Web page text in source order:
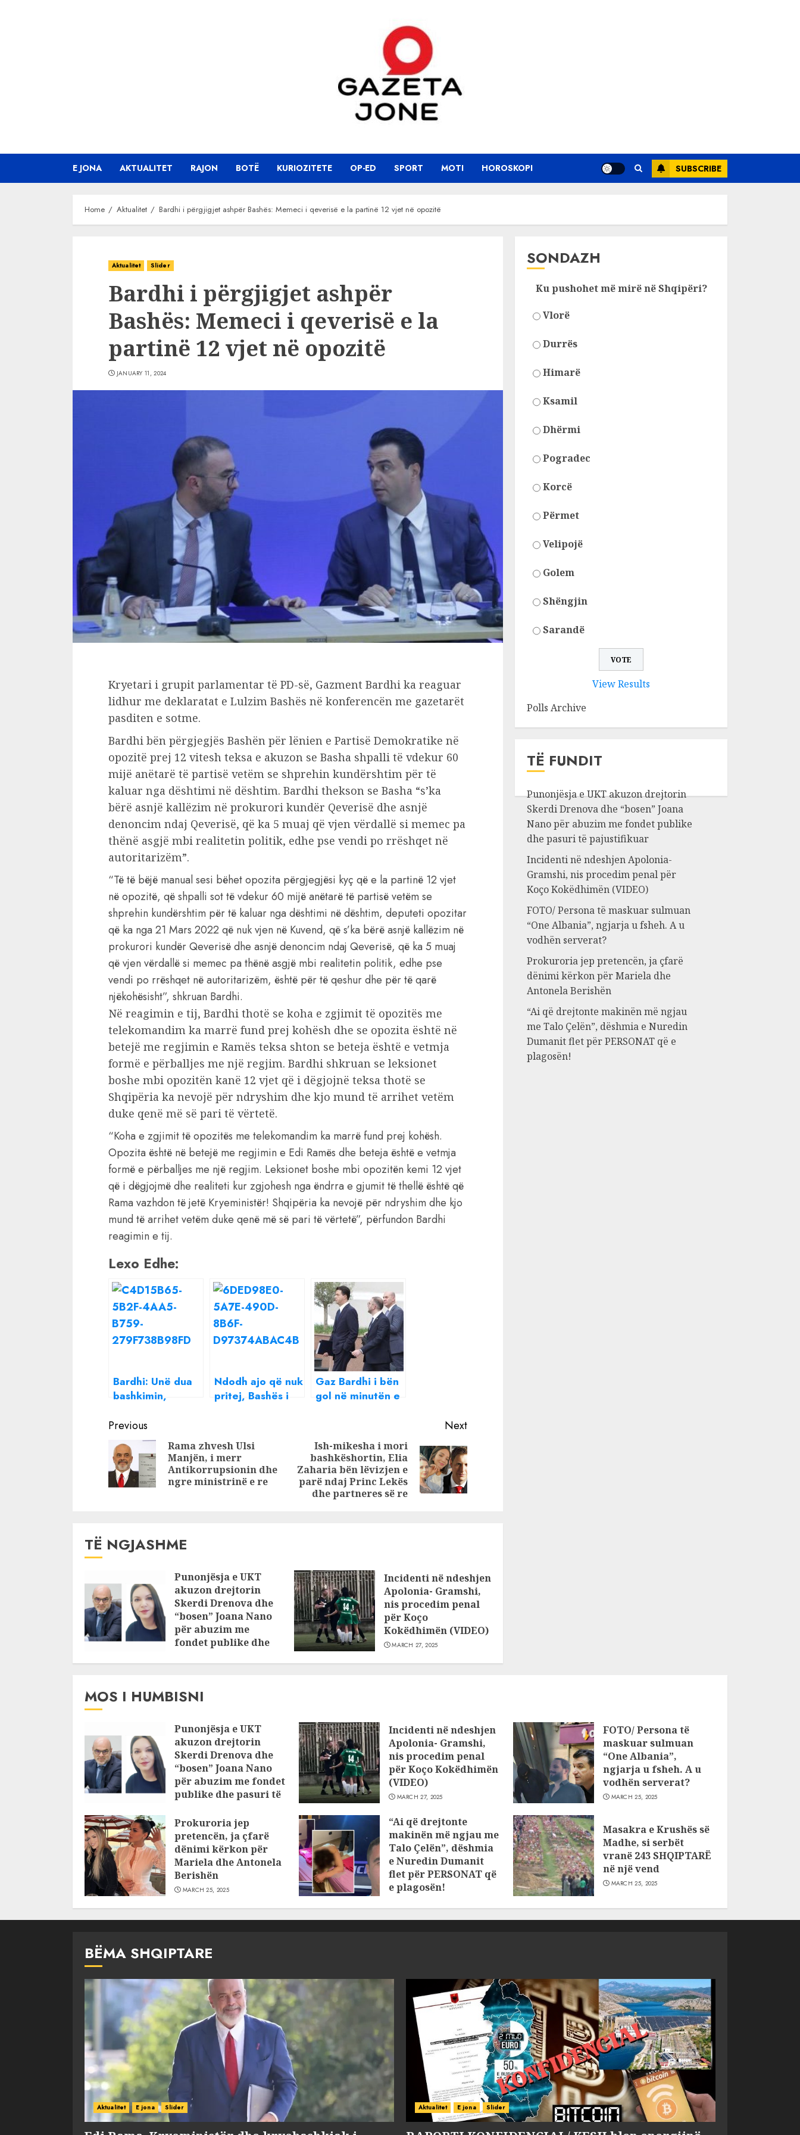
E JONA AKTUALITET RAJON BOTË KURIOZITETE OP-ED SPORT MOTI HOROSKOPI SUBSCRIBE
Home Aktualitet Bardhi i përgjigjet ashpër Bashës: Memeci i qeverisë e la partinë 12 vjet në opozitë
Aktualitet Slider
Bardhi i përgjigjet ashpër
Bashës: Memeci i qeverisë e la
partinë 12 vjet në opozitë
JANUARY 11, 2024
Kryetari i grupit parlamentar të PD-së, Gazment Bardhi ka reaguar
lidhur me deklaratat e Lulzim Bashës në konferencën me gazetarët
pasditen e sotme.
Bardhi bën përgjegjës Bashën për lënien e Partisë Demokratike në
opozitë prej 12 vitesh teksa e akuzon se Basha shpalli të vdekur 60
mijë anëtarë të partisë vetëm se shprehin kundërshtim për të
kaluar nga dështimi në dështim. Bardhi thekson se Basha “s’ka
bërë asnjë kallëzim në prokurori kundër Qeverisë dhe asnjë
denoncim ndaj Qeverisë, që ka 5 muaj që vjen vërdallë si memec pa
thënë asgjë mbi realitetin politik, edhe pse vendi po rrëshqet në
autoritarizëm”.
“Të të bëjë manual sesi bëhet opozita përgjegjësi kyç që e la partinë 12 vjet
në opozitë, që shpalli sot të vdekur 60 mijë anëtarë të partisë vetëm se
shprehin kundërshtim për të kaluar nga dështimi në dështim, deputeti opozitar
që ka nga 21 Mars 2022 që nuk vjen në Kuvend, që s’ka bërë asnjë kallëzim në
prokurori kundër Qeverisë dhe asnjë denoncim ndaj Qeverisë, që ka 5 muaj
që vjen vërdallë si memec pa thënë asgjë mbi realitetin politik, edhe pse
vendi po rrëshqet në autoritarizëm, është për të qeshur dhe për të qarë
njëkohësisht”, shkruan Bardhi.
Në reagimin e tij, Bardhi thotë se koha e zgjimit të opozitës me
telekomandim ka marrë fund prej kohësh dhe se opozita është në
betejë me regjimin e Ramës teksa shton se beteja është e vetmja
formë e përballjes me një regjim. Bardhi shkruan se leksionet
boshe mbi opozitën kanë 12 vjet që i dëgjojnë teksa thotë se
Shqipëria ka nevojë për ndryshim dhe kjo mund të arrihet vetëm
duke qenë më së pari të vërtetë.
“Koha e zgjimit të opozitës me telekomandim ka marrë fund prej kohësh.
Opozita është në betejë me regjimin e Edi Ramës dhe beteja është e vetmja
formë e përballjes me një regjim. Leksionet boshe mbi opozitën kemi 12 vjet
që i dëgjojmë dhe realiteti kur zgjohesh nga ëndrra e gjumit të thellë është që
Rama vazhdon të jetë Kryeministër! Shqipëria ka nevojë për ndryshim dhe kjo
mund të arrihet vetëm duke qenë më së pari të vërtetë”, përfundon Bardhi
reagimin e tij.
Lexo Edhe:
Bardhi: Unë dua
bashkimin,
të jetë përjetë
në opozitë,
karagjozë!
Ndodh ajo që nuk
pritej, Bashës i
Gaz Bardhi i bën
gol në minutën e
rikthehet si
kryetar i PD
Continue
Reading
Previous
Previous
post:
Rama zhvesh Ulsi
Manjën, i merr
Antikorrupsionin dhe
ngre ministrinë e re
Next
Next
post:
Ish-mikesha i mori
bashkëshortin, Elia
Zaharia bën lëvizjen e
parë ndaj Princ Lekës
dhe partneres së re
TË NGJASHME
Punonjësja e UKT
akuzon drejtorin
Skerdi Drenova dhe
“bosen” Joana Nano
për abuzim me
fondet publike dhe
Incidenti në ndeshjen
Apolonia- Gramshi,
nis procedim penal
për Koço
Kokëdhimën (VIDEO)
MARCH 27, 2025
SONDAZH
Ku pushohet më mirë në Shqipëri?
Vlorë
Durrës
Himarë
Ksamil
Dhërmi
Pogradec
Korcë
Përmet
Velipojë
Golem
Shëngjin
Sarandë
View Results
Polls Archive
TË FUNDIT
Punonjësja e UKT akuzon drejtorin
Skerdi Drenova dhe “bosen” Joana
Nano për abuzim me fondet publike
dhe pasuri të pajustifikuar
Incidenti në ndeshjen Apolonia-
Gramshi, nis procedim penal për
Koço Kokëdhimën (VIDEO)
FOTO/ Persona të maskuar sulmuan
“One Albania”, ngjarja u fsheh. A u
vodhën serverat?
Prokuroria jep pretencën, ja çfarë
dënimi kërkon për Mariela dhe
Antonela Berishën
“Ai që drejtonte makinën më ngjau
me Talo Çelën”, dëshmia e Nuredin
Dumanit flet për PERSONAT që e
plagosën!
MOS I HUMBISNI
Punonjësja e UKT
akuzon drejtorin
Skerdi Drenova dhe
“bosen” Joana Nano
për abuzim me fondet
publike dhe pasuri të
JULY 24, 2025
Incidenti në ndeshjen
Apolonia- Gramshi,
nis procedim penal
për Koço Kokëdhimën
(VIDEO)
MARCH 27, 2025
FOTO/ Persona të
maskuar sulmuan
“One Albania”,
ngjarja u fsheh. A u
vodhën serverat?
MARCH 25, 2025
Prokuroria jep
pretencën, ja çfarë
dënimi kërkon për
Mariela dhe Antonela
Berishën
MARCH 25, 2025
“Ai që drejtonte
makinën më ngjau me
Talo Çelën”, dëshmia
e Nuredin Dumanit
flet për PERSONAT që
e plagosën!
Masakra e Krushës së
Madhe, si serbët
vranë 243 SHQIPTARË
në një vend
MARCH 25, 2025
BËMA SHQIPTARE
Aktualitet E jona Slider Aktualitet E jona Slider